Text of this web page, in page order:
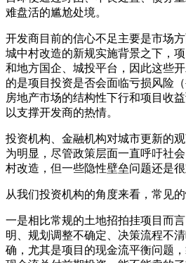
难盘活的尴尬处境。
开发商目前的信心不足主要是市场
城中村改造的新规实施背景之下，
和地方国企、城投平台，因此这些
的是项目投资是否会面临亏损风险
房地产市场的结构性下行和项目收
以支撑开发商的热情。
投资机构、金融机构对城市更新的
为明显，尽管政策层面一直呼吁社
村改造，但一些隐性壁垒问题还是很
从我们投资机构的角度来看，常见
一是相比常规的土地招拍挂项目而
明、规划调整不确定、决策流程不
确，尤其是项目的现金流平衡问题